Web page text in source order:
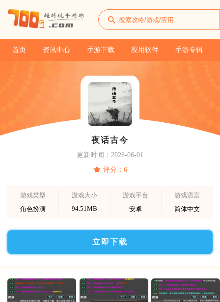
首页 资讯中心 手游下载 应用软件 手游专辑
夜话古今
更新时间：2026-06-01
评分：6
游戏类型
角色扮演
游戏大小
94.51MB
游戏平台
安卓
游戏语言
简体中文
立即下载